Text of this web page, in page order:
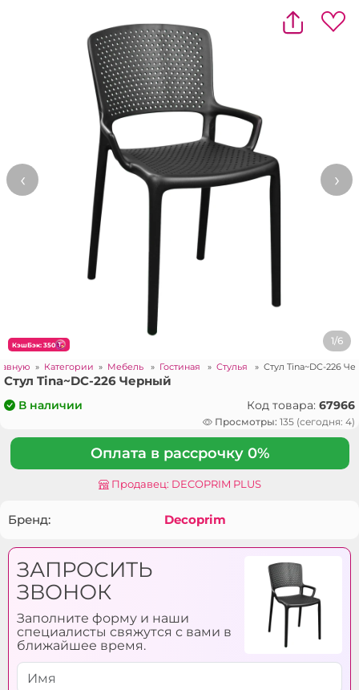
КэшБэк: 350 1/6
‹ ›
» Категории » Мебель » Гостиная » Стулья » Стул Tina~DC-226
Стул Tina~DC-226 Черный
В наличии Код товара: 67966
Просмотры: 135 (сегодня: 4)
Оплата в рассрочку 0%
Продавец: DECOPRIM PLUS
Бренд: Decoprim
ЗАПРОСИТЬ
ЗВОНОК
Заполните форму и наши
специалисты свяжутся с вами в
ближайшее время.